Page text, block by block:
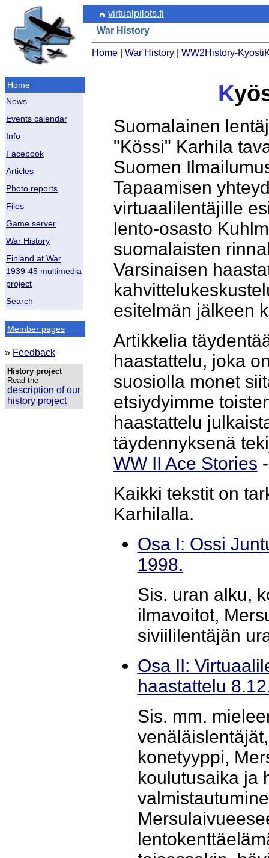
Home
News
Events calendar
Info
Facebook
Articles
Photo reports
Files
Game server
War History
Finland at War
1939-45 multimedia
project
Search
Member pages
» Feedback
History project
Read the
description of our
history project
virtualpilots.fi
War History
Home War History WW2History-
K
Suomalainen
"Kössi" Karhila
Suomen
Tapaamisen
virtuaalilentäjille
lento-osasto
suomalaisten
Varsinaisen
esitelmän jälkeen
Artikkelia
haastattelu, joka
suosiolla monet
etsiydyimme
haastattelu
täydennyksenä
WW II Ace Stories
Kaikki tekstit on
Karhilalla.
Osa I: Ossi
1998.
Sis. uran alku,
ilmavoitot,
siviililentäjän
Osa II:
haastattelu
Sis. mm.
konetyyppi,
koulutusaika ja